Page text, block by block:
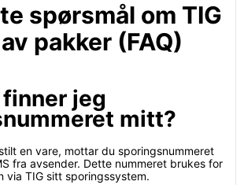
spørsmål om TIG
pakker (FAQ)
jeg
mitt?
en vare, mottar du sporingsnummeret
fra avsender. Dette nummeret brukes for
via TIG sitt sporingssystem.